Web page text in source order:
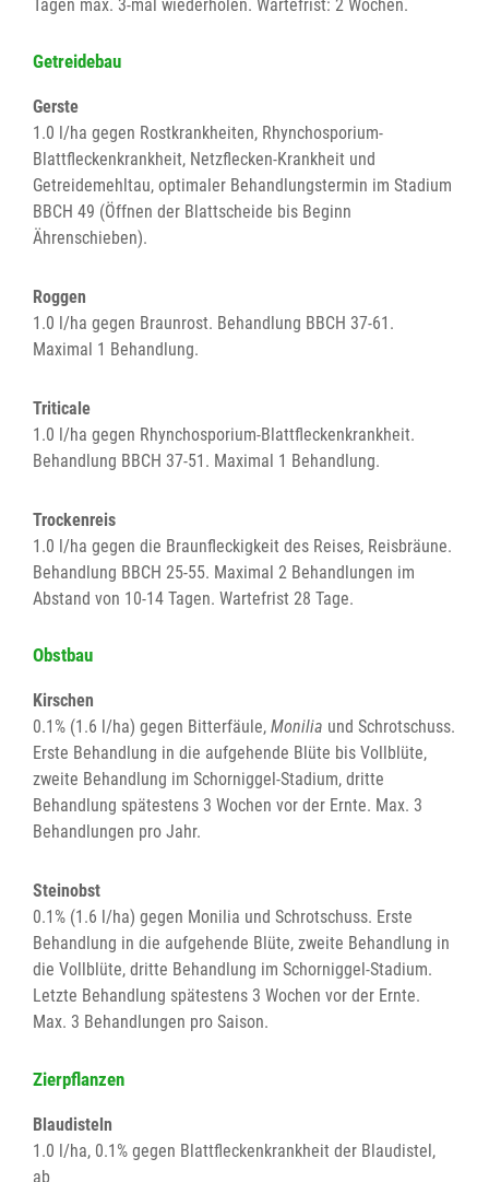
Tagen max. 3-mal wiederholen. Wartefrist: 2 Wochen.
Getreidebau
Gerste
1.0 l/ha gegen Rostkrankheiten, Rhynchosporium-
Blattfleckenkrankheit, Netzflecken-Krankheit und
Getreidemehltau, optimaler Behandlungstermin im Stadium
BBCH 49 (Öffnen der Blattscheide bis Beginn
Ährenschieben).
Roggen
1.0 l/ha gegen Braunrost. Behandlung BBCH 37-61.
Maximal 1 Behandlung.
Triticale
1.0 l/ha gegen Rhynchosporium-Blattfleckenkrankheit.
Behandlung BBCH 37-51. Maximal 1 Behandlung.
Trockenreis
1.0 l/ha gegen die Braunfleckigkeit des Reises, Reisbräune.
Behandlung BBCH 25-55. Maximal 2 Behandlungen im
Abstand von 10-14 Tagen. Wartefrist 28 Tage.
Obstbau
Kirschen
0.1% (1.6 l/ha) gegen Bitterfäule, Monilia und Schrotschuss.
Erste Behandlung in die aufgehende Blüte bis Vollblüte,
zweite Behandlung im Schorniggel-Stadium, dritte
Behandlung spätestens 3 Wochen vor der Ernte. Max. 3
Behandlungen pro Jahr.
Steinobst
0.1% (1.6 l/ha) gegen Monilia und Schrotschuss. Erste
Behandlung in die aufgehende Blüte, zweite Behandlung in
die Vollblüte, dritte Behandlung im Schorniggel-Stadium.
Letzte Behandlung spätestens 3 Wochen vor der Ernte.
Max. 3 Behandlungen pro Saison.
Zierpflanzen
Blaudisteln
1.0 l/ha, 0.1% gegen Blattfleckenkrankheit der Blaudistel,
ab